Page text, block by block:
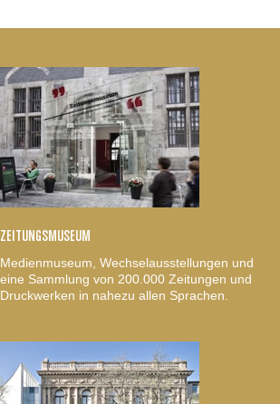
ZEITUNGSMUSEUM
Medienmuseum, Wechselausstellungen und
eine Sammlung von 200.000 Zeitungen und
Druckwerken in nahezu allen Sprachen.